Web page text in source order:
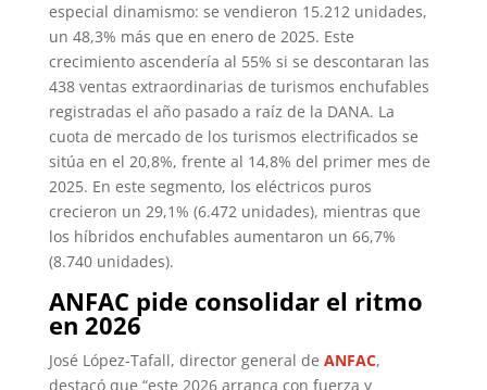
especial dinamismo: se vendieron 15.212 unidades,
un 48,3% más que en enero de 2025. Este
crecimiento ascendería al 55% si se descontaran las
438 ventas extraordinarias de turismos enchufables
registradas el año pasado a raíz de la DANA. La
cuota de mercado de los turismos electrificados se
sitúa en el 20,8%, frente al 14,8% del primer mes de
2025. En este segmento, los eléctricos puros
crecieron un 29,1% (6.472 unidades), mientras que
los híbridos enchufables aumentaron un 66,7%
(8.740 unidades).
ANFAC pide consolidar el ritmo
en 2026
José López-Tafall, director general de ANFAC,
destacó que “este 2026 arranca con fuerza y